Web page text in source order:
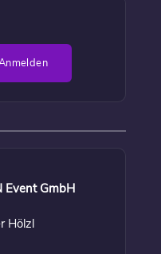
Event GmbH
Hölzl